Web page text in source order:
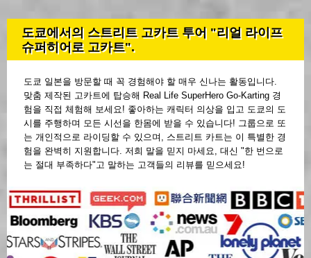
도쿄에서의 스트리트 고카트 투어 "리얼 라이프
슈퍼히어로 고카트".
도쿄 일본을 방문할 때 꼭 경험해야 할 매우 신나는 활동입니다.
맞춤 제작된 고카트에 탑승해 Real Life SuperHero Go-Karting 경
험을 직접 체험해 보세요! 좋아하는 캐릭터 의상을 입고 도쿄의 도
시를 주행하며 모든 시선을 한몸에 받을 수 있습니다! 그룹으로 또
는 개인적으로 라이딩할 수 있으며, 스트리트 카트는 이 특별한 경
험을 완벽히 지원합니다. 저희 말을 믿지 마세요, 대신 "한 번으로
는 절대 부족하다"고 말하는 고객들의 리뷰를 믿으세요!